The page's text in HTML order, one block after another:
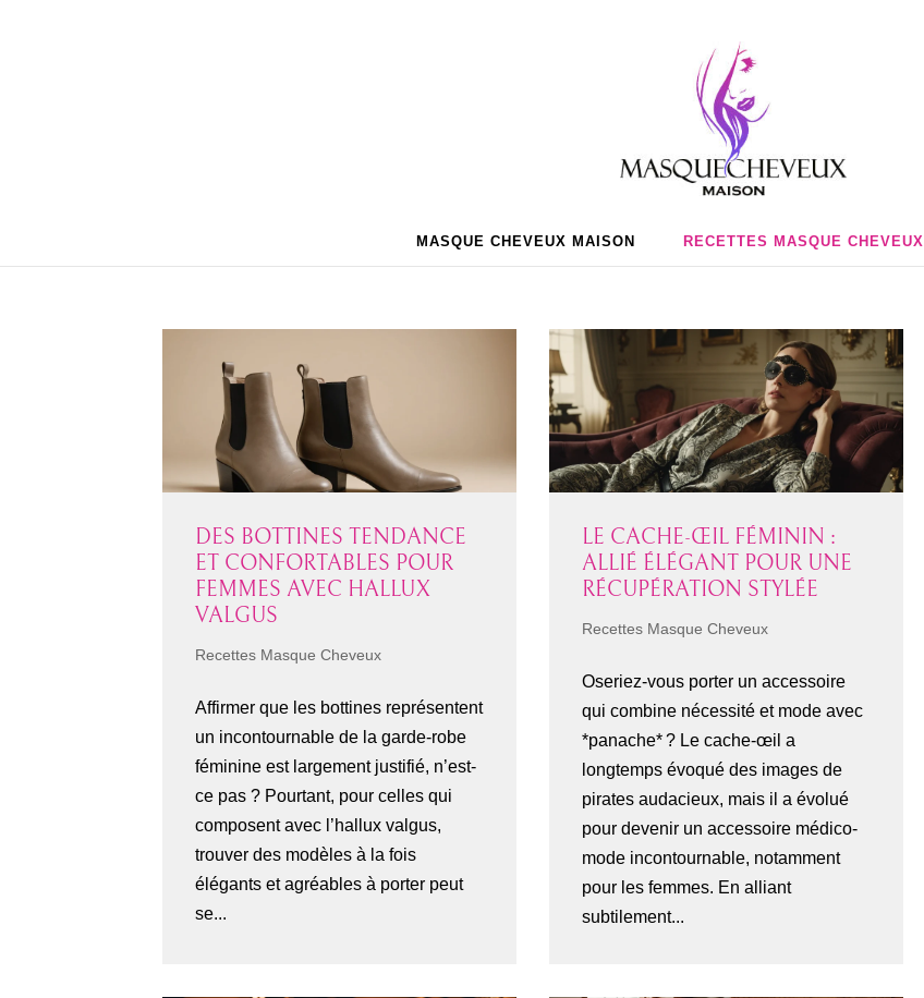
MASQUE CHEVEUX MAISON RECETTES MASQUE CHEVEUX
DES BOTTINES TENDANCE
ET CONFORTABLES POUR
FEMMES AVEC HALLUX
VALGUS
Recettes Masque Cheveux
Affirmer que les bottines représentent
un incontournable de la garde-robe
féminine est largement justifié, n’est-
ce pas ? Pourtant, pour celles qui
composent avec l’hallux valgus,
trouver des modèles à la fois
élégants et agréables à porter peut
se...
LE CACHE-ŒIL FÉMININ :
ALLIÉ ÉLÉGANT POUR UNE
RÉCUPÉRATION STYLÉE
Recettes Masque Cheveux
Oseriez-vous porter un accessoire
qui combine nécessité et mode avec
*panache* ? Le cache-œil a
longtemps évoqué des images de
pirates audacieux, mais il a évolué
pour devenir un accessoire médico-
mode incontournable, notamment
pour les femmes. En alliant
subtilement...